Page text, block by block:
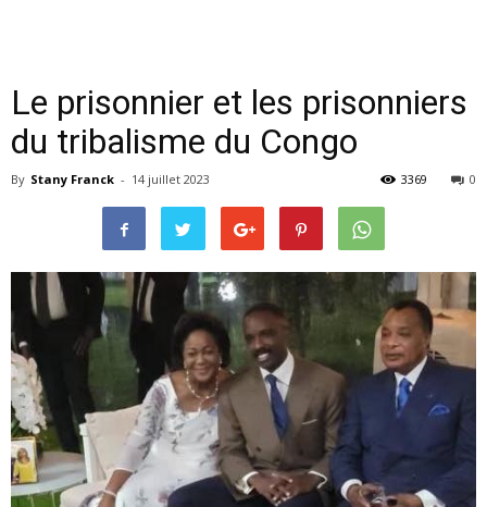
Le prisonnier et les prisonniers
du tribalisme du Congo
By Stany Franck - 14 juillet 2023 0
3369